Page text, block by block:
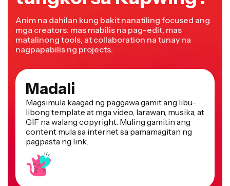
Anim na dahilan kung bakit nanatiling focused ang
mga creators: mas mabilis na pag-edit, mas
matalinong tools, at collaboration na tunay na
nagpapabilis ng projects.
Madali
Magsimula kaagad ng paggawa gamit ang libu-
libong template at mga video, larawan, musika, at
GIF na walang copyright. Muling gamitin ang
content mula sa internet sa pamamagitan ng
pagpasta ng link.